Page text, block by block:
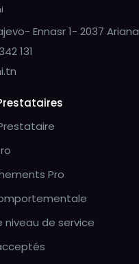
Ennasr 1- 2037 Ariana
131
Pro
niveau de service